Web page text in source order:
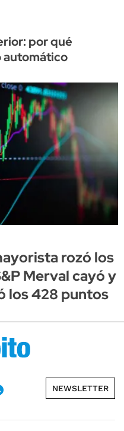
por qué
automático
rozó los
Merval cayó y
los 428 puntos
NEWSLETTER